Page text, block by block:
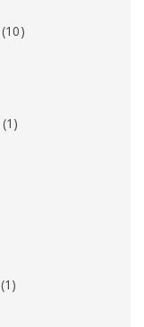
(10)
(1)
(1)